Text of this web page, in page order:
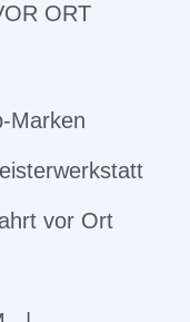
ORT
Marken
vor Ort